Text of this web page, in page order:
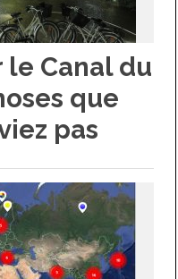
le Canal du
que
pas